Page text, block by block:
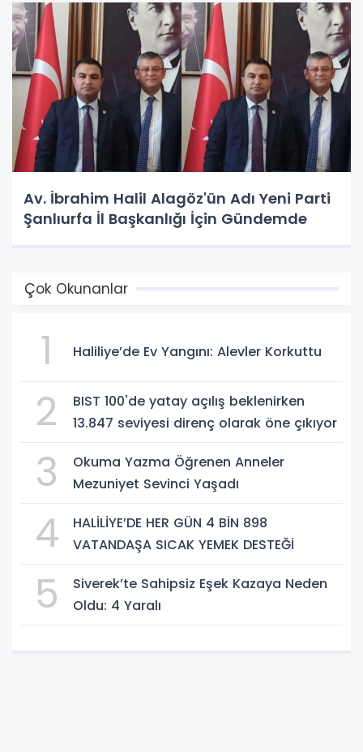
Av. İbrahim Halil Alagöz'ün Adı Yeni Parti
Şanlıurfa İl Başkanlığı İçin Gündemde
Çok Okunanlar
1 Haliliye’de Ev Yangını: Alevler Korkuttu
2
BIST 100'de yatay açılış beklenirken
13.847 seviyesi direnç olarak öne çıkıyor
3
Okuma Yazma Öğrenen Anneler
Mezuniyet Sevinci Yaşadı
4
HALİLİYE’DE HER GÜN 4 BİN 898
VATANDAŞA SICAK YEMEK DESTEĞİ
5
Siverek’te Sahipsiz Eşek Kazaya Neden
Oldu: 4 Yaralı